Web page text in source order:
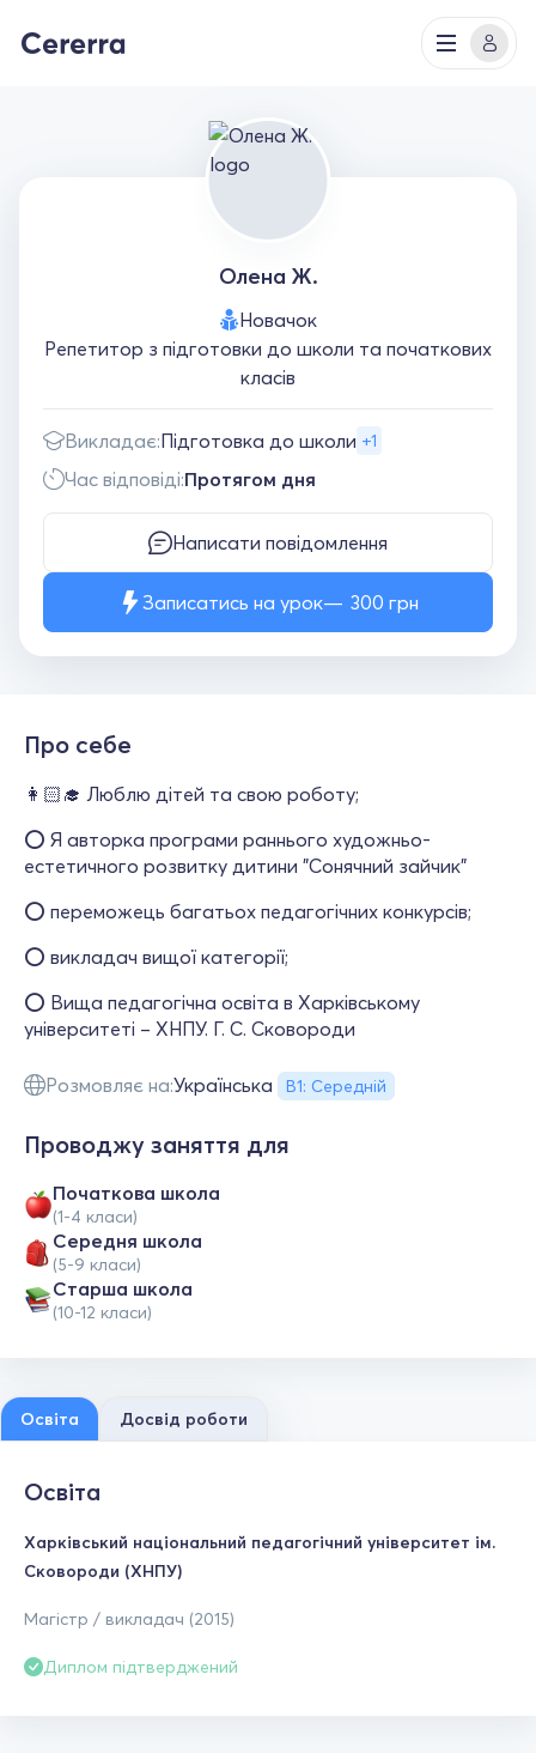
Олена Ж.
Новачок
Репетитор з підготовки до школи та початкових
класів
Викладає:Підготовка до школи +1
Час відповіді:Протягом дня
Написати повідомлення
Записатись на урок 300 грн
Про себе
👩🏻‍🎓 Люблю дітей та свою роботу;
⭕️ Я авторка програми раннього художньо-
естетичного розвитку дитини "Сонячний зайчик"
⭕️ переможець багатьох педагогічних конкурсів;
⭕️ викладач вищої категорії;
⭕️ Вища педагогічна освіта в Харківському
університеті – ХНПУ. Г. С. Сковороди
Розмовляє на:Українська В1: Середній
Проводжу заняття для
Початкова школа
(1-4 класи)
Середня школа
(5-9 класи)
Старша школа
(10-12 класи)
Освіта Досвід роботи
Освіта
Харківський національний педагогічний університет ім.
Сковороди (ХНПУ)
Магістр / викладач (2015)
Диплом підтверджений